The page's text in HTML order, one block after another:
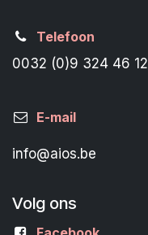
Telefoon
0032 (0)9 324 46 12
E-mail
info@aios.be
Volg ons